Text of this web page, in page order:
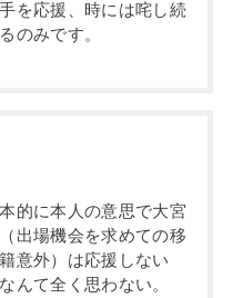
を応援、時には咤し続
のみです。
的に本人の意思で大宮
出場機会を求めての移
意外）は応援しない
んて全く思わない。